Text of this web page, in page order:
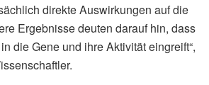
direkte Auswirkungen auf die
Ergebnisse deuten darauf hin, dass
die Gene und ihre Aktivität eingreift“,